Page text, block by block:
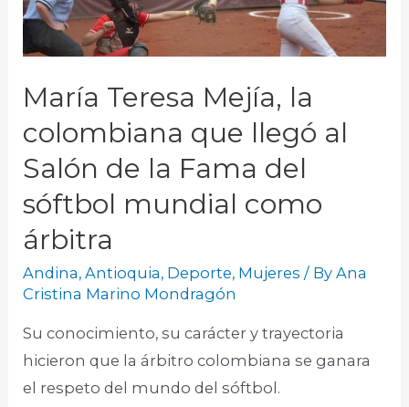
María Teresa Mejía, la
colombiana que llegó al
Salón de la Fama del
sóftbol mundial como
árbitra
Andina,Antioquia, Deporte, Mujeres / ByAna
Cristina Marino Mondragón
Su conocimiento, su carácter y trayectoria
hicieron que la árbitro colombiana se ganara
el respeto del mundo del sóftbol.​